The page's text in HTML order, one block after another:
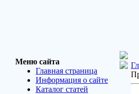
Меню сайта
Главная страница
Информация о сайте
Каталог статей